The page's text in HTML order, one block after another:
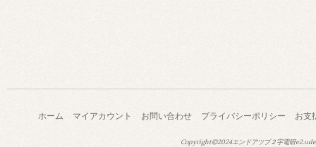
ホーム マイアカウント お問い合わせ プライバシーポリシー お支
Copyright©2024エンドアツプ２宇電研